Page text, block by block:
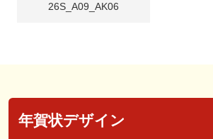
26S_A09_AK06
年賀状デザイン